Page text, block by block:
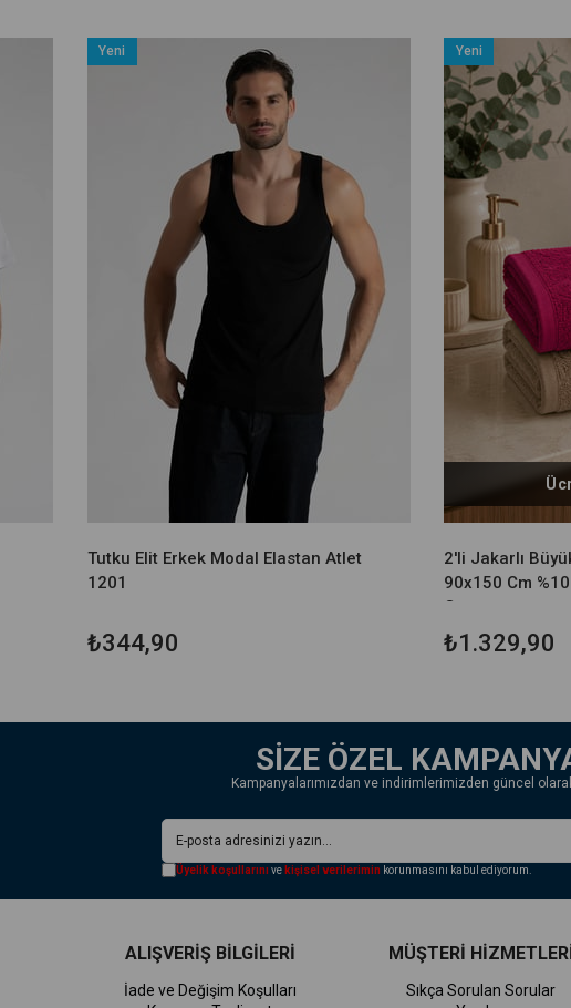
Tutku Elit Erkek Modal Elastan Atlet
1201
₺344,90
Yeni
2'li Jakarlı
90x150 Cm
Gr
₺1.329,90
Yeni
Ürün
SİZE ÖZEL
Kampanyalarımızdan ve indirimlerimizden güncel
Üyelik koşullarını ve kişisel verilerimin korunmasını kabul ediyorum.
ALIŞVERİŞ BİLGİLERİ
İade ve Değişim Koşulları
MÜŞTERİ
Sıkça Sorulan Sorular